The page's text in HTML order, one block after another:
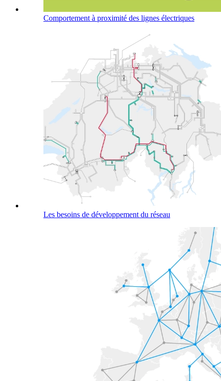
Comportement à proximité des lignes électriques
Les besoins de développement du réseau